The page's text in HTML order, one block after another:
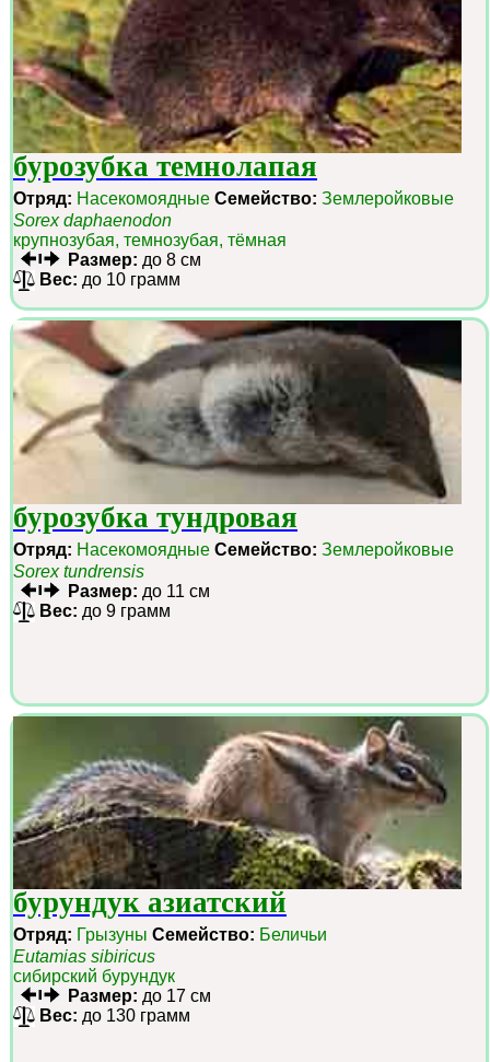
бурозубка темнолапая
Отряд: Насекомоядные Семейство: Землеройковые
Sorex daphaenodon
крупнозубая, темнозубая, тёмная
Размер: до 8 см
Вес: до 10 грамм
бурозубка тундровая
Отряд: Насекомоядные Семейство: Землеройковые
Sorex tundrensis
Размер: до 11 см
Вес: до 9 грамм
бурундук азиатский
Отряд: Грызуны Семейство: Беличьи
Eutamias sibiricus
сибирский бурундук
Размер: до 17 см
Вес: до 130 грамм